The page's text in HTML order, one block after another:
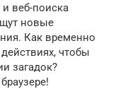
веб-поиска
новые
Как временно
чтобы
загадок?